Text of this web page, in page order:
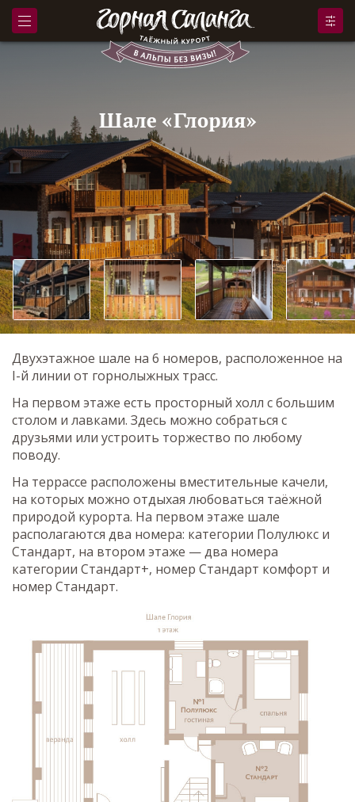
Шале «Глория»
Двухэтажное шале на 6 номеров, расположенное на
I-й линии от горнолыжных трасс.
На первом этаже есть просторный холл с большим
столом и лавками. Здесь можно собраться с
друзьями или устроить торжество по любому
поводу.
На террассе расположены вместительные качели,
на которых можно отдыхая любоваться таёжной
природой курорта. На первом этаже шале
располагаются два номера: категории Полулюкс и
Стандарт, на втором этаже — два номера
категории Стандарт+, номер Стандарт комфорт и
номер Стандарт.